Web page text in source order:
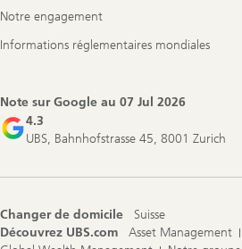
Notre engagement
Informations réglementaires mondiales
Note sur Google au 07 Jul 2026
4.3
UBS, Bahnhofstrasse 45, 8001 Zurich
Changer de domicile
Suisse
Découvrez UBS.com
Asset Management